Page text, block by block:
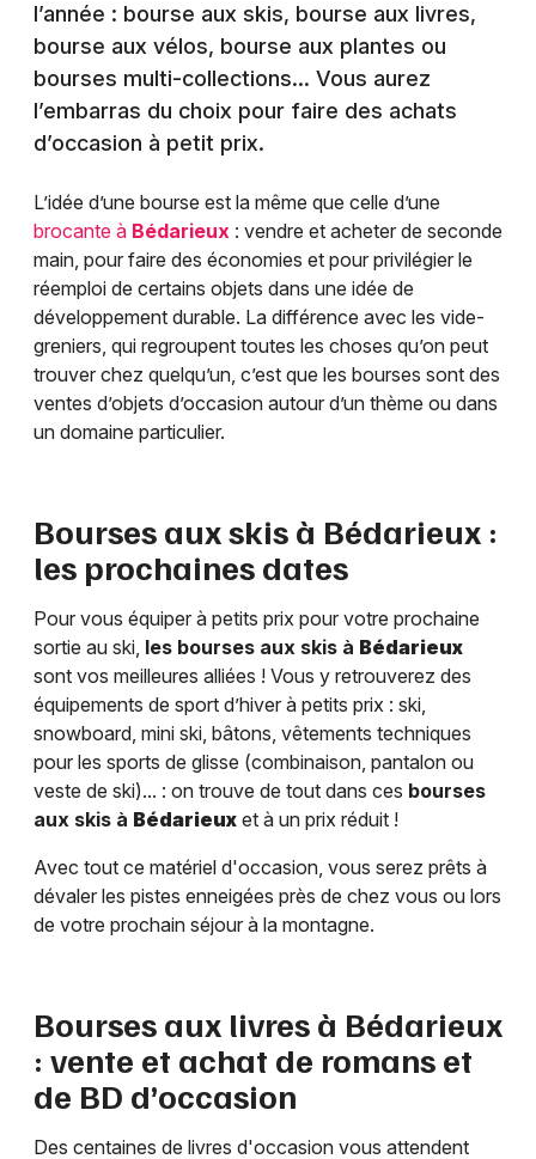
l’année : bourse aux skis, bourse aux livres,
bourse aux vélos, bourse aux plantes ou
bourses multi-collections… Vous aurez
l’embarras du choix pour faire des achats
d’occasion à petit prix.
L’idée d’une bourse est la même que celle d’une
brocante à Bédarieux : vendre et acheter de seconde
main, pour faire des économies et pour privilégier le
réemploi de certains objets dans une idée de
développement durable. La différence avec les vide-
greniers, qui regroupent toutes les choses qu’on peut
trouver chez quelqu’un, c’est que les bourses sont des
ventes d’objets d’occasion autour d’un thème ou dans
un domaine particulier.
Bourses aux skis à Bédarieux :
les prochaines dates
Pour vous équiper à petits prix pour votre prochaine
sortie au ski, les bourses aux skis à Bédarieux
sont vos meilleures alliées ! Vous y retrouverez des
équipements de sport d’hiver à petits prix : ski,
snowboard, mini ski, bâtons, vêtements techniques
pour les sports de glisse (combinaison, pantalon ou
veste de ski)... : on trouve de tout dans ces bourses
aux skis à Bédarieux et à un prix réduit !
Avec tout ce matériel d'occasion, vous serez prêts à
dévaler les pistes enneigées près de chez vous ou lors
de votre prochain séjour à la montagne.
Bourses aux livres à Bédarieux
: vente et achat de romans et
de BD d’occasion
Des centaines de livres d'occasion vous attendent